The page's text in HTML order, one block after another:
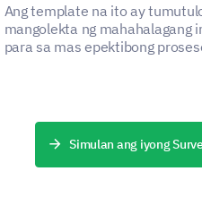
Ang template na ito ay
mangolekta ng mahahalagang
para sa mas epektibong
Simulan ang iyong